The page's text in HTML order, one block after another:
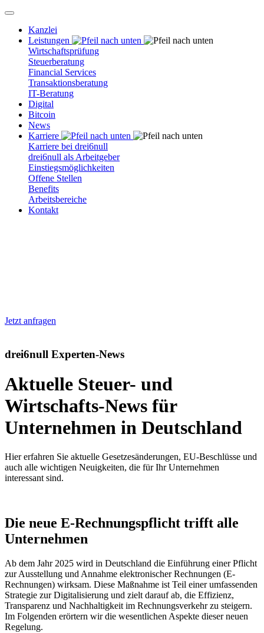
Kanzlei
Leistungen
Wirtschaftsprüfung
Steuerberatung
Financial Services
Transaktionsberatung
IT-Beratung
Digital
Bitcoin
News
Karriere
Karriere bei drei6null
drei6null als Arbeitgeber
Einstiegsmöglichkeiten
Offene Stellen
Benefits
Arbeitsbereiche
Kontakt
Jetzt anfragen
drei6null Experten-News
Aktuelle Steuer- und
Wirtschafts-News für
Unternehmen in Deutschland
Hier erfahren Sie aktuelle Gesetzesänderungen, EU-Beschlüsse und
auch alle wichtigen Neuigkeiten, die für Ihr Unternehmen
interessant sind.
Die neue E-Rechnungspflicht trifft alle
Unternehmen
Ab dem Jahr 2025 wird in Deutschland die Einführung einer Pflicht
zur Ausstellung und Annahme elektronischer Rechnungen (E-
Rechnungen) wirksam. Diese Maßnahme ist Teil einer umfassenden
Strategie zur Digitalisierung und zielt darauf ab, die Effizienz,
Transparenz und Nachhaltigkeit im Rechnungsverkehr zu steigern.
Im Folgenden erörtern wir die wesentlichen Aspekte dieser neuen
Regelung.